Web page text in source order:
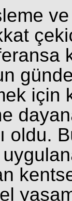
için
oldu.